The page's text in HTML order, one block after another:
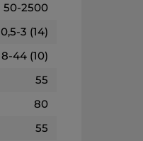
50-2500
0,5-3 (14)
8-44 (10)
55
80
55